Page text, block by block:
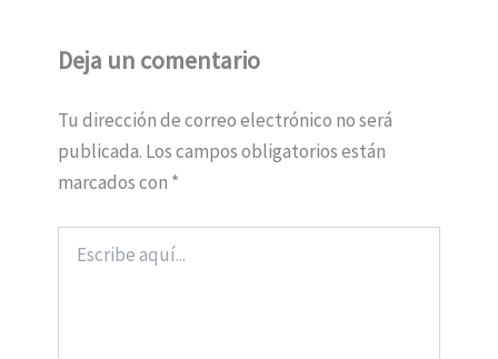
Deja un comentario
Tu dirección de correo electrónico no será
publicada. Los campos obligatorios están
marcados con *
aquí...